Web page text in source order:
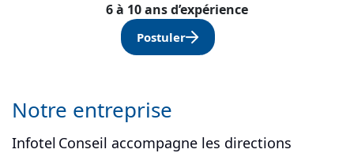
6 à 10 ans d’expérience
Postuler
Notre entreprise
Infotel Conseil accompagne les directions